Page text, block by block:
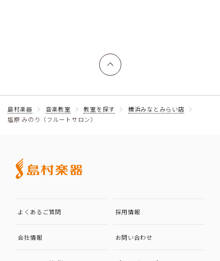
上へ戻る
島村楽器 音楽教室 教室を探す
横浜みなとみらい店
塩原 みのり（フルートサロン）
よくあるご質問 採用情報
会社情報 お問い合わせ